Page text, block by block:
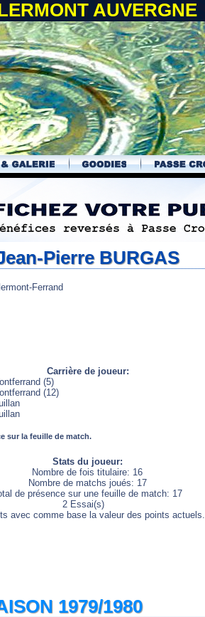
AUVERGNE
Pierre BURGAS
Ferrand
Carrière de joueur:
(5)
(12)
sur la feuille de match.
Stats du joueur:
Nombre de fois titulaire: 16
Nombre de matchs joués: 17
de présence sur une feuille de match: 17
2 Essai(s)
avec comme base la valeur des points actuels.
1979/1980